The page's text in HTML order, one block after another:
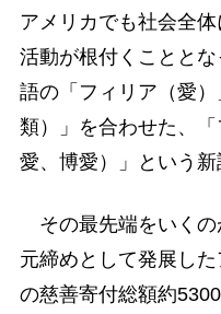
アメリカでも社会全
活動が根付くことと
語の「フィリア（愛
類）」を合わせた、
愛、博愛）」という新
その最先端をいくの
元締めとして発展し
の慈善寄付総額約